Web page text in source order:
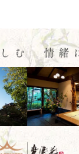
館内施設
アクセス
新着情報
日本文化体験